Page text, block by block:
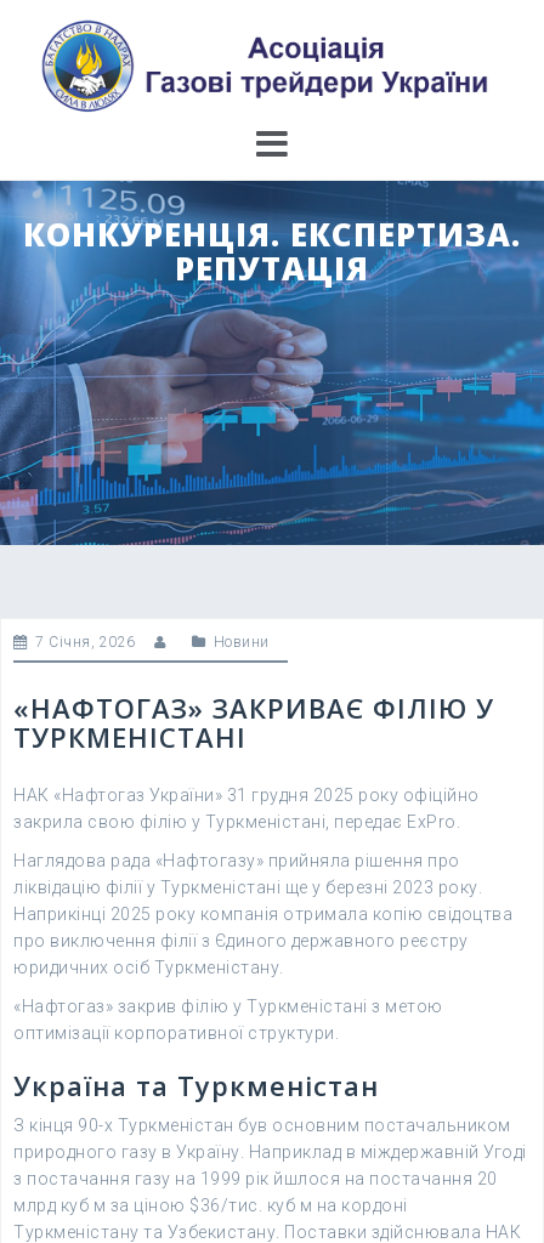
content
КОНКУРЕНЦІЯ. ЕКСПЕРТИЗА.
РЕПУТАЦІЯ
7 Січня, 2026 Новини
«НАФТОГАЗ» ЗАКРИВАЄ ФІЛІЮ У
ТУРКМЕНІСТАНІ
НАК «Нафтогаз України» 31 грудня 2025 року офіційно
закрила свою філію у Туркменістані, передає ExPro.
Наглядова рада «Нафтогазу» прийняла рішення про
ліквідацію філії у Туркменістані ще у березні 2023 року.
Наприкінці 2025 року компанія отримала копію свідоцтва
про виключення філії з Єдиного державного реєстру
юридичних осіб Туркменістану.
«Нафтогаз» закрив філію у Туркменістані з метою
оптимізації корпоративної структури.
Україна та Туркменістан
З кінця 90-х Туркменістан був основним постачальником
природного газу в Україну. Наприклад в міждержавній Угоді
з постачання газу на 1999 рік йшлося на постачання 20
млрд куб м за ціною $36/тис. куб м на кордоні
Туркменістану та Узбекистану. Поставки здійснювала НАК